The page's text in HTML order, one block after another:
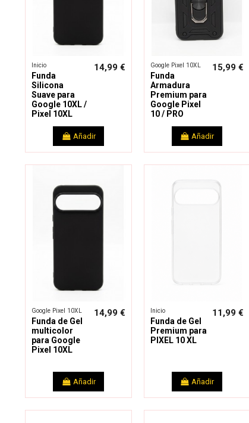
Inicio
Funda
Silicona
Suave para
Google 10XL /
Pixel 10XL
14,99 €
Añadir
Google Pixel 10XL
Funda
Armadura
Premium para
Google Pixel
10 / PRO
15,99 €
Añadir
Google Pixel 10XL
Funda de Gel
multicolor
para Google
Pixel 10XL
14,99 €
Añadir
Inicio
Funda de Gel
Premium para
PIXEL 10 XL
11,99 €
Añadir